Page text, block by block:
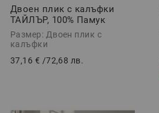
Двоен плик с калъфки
ТАЙЛЪР, 100% Памук
Ранфорс, 3 части
Размер: Двоен плик с
калъфки
37,16 € /72,68 лв.